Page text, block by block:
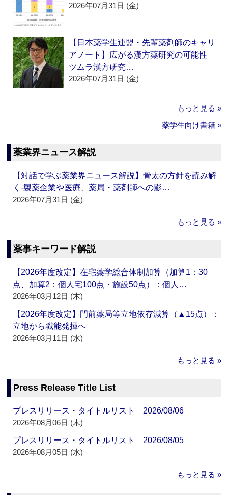
2026年07月31日 (金)
【日本薬学生連盟・先輩薬剤師のキャリ
アノート】広がる漢方薬研究の可能性
ツムラ漢方研究…
2026年07月31日 (金)
もっと見る »
薬学生向け書籍 »
薬業界ニュース解説
【対話で学ぶ薬業界ニュース解説】骨太の方針を読み解
く‐製薬企業や医療、薬局・薬剤師への影…
2026年07月31日 (金)
もっと見る »
薬事キーワード解説
【2026年度改定】在宅薬学総合体制加算（加算1：30
点、加算2：個人宅100点・施設50点）：個人…
2026年03月12日 (木)
【2026年度改定】門前薬局等立地依存減算（▲15点）：
立地から職能発揮へ
2026年03月11日 (水)
もっと見る »
Press Release Title List
プレスリリース・タイトルリスト 2026/08/06
2026年08月06日 (木)
プレスリリース・タイトルリスト 2026/08/05
2026年08月05日 (水)
もっと見る »